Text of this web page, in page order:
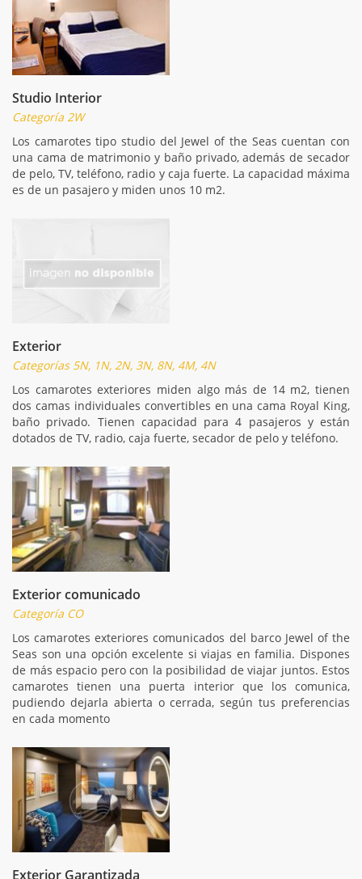
Studio Interior
Categoría 2W
Los camarotes tipo studio del Jewel of the Seas cuentan con
una cama de matrimonio y baño privado, además de secador
de pelo, TV, teléfono, radio y caja fuerte. La capacidad máxima
es de un pasajero y miden unos 10 m2.
Exterior
Categorías 5N, 1N, 2N, 3N, 8N, 4M, 4N
Los camarotes exteriores miden algo más de 14 m2, tienen
dos camas individuales convertibles en una cama Royal King,
baño privado. Tienen capacidad para 4 pasajeros y están
dotados de TV, radio, caja fuerte, secador de pelo y teléfono.
Exterior comunicado
Categoría CO
Los camarotes exteriores comunicados del barco Jewel of the
Seas son una opción excelente si viajas en familia. Dispones
de más espacio pero con la posibilidad de viajar juntos. Estos
camarotes tienen una puerta interior que los comunica,
pudiendo dejarla abierta o cerrada, según tus preferencias
en cada momento
Exterior Garantizada